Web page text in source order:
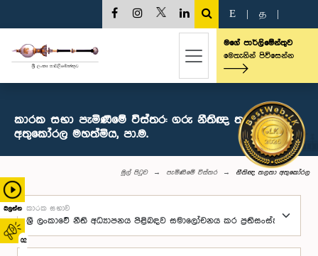
බලන්න
02
E த
මගේ පාර්ලිමේන්තුව
මෙතැනින් පිවිසෙන්න
කාරක සභා පැමිණීමේ විස්තර: ගරු නීතිඥ තලතා
අතුකෝරල මහත්මිය, පා.ම.
මුල් පිටුව පැමිණීමේ විස්තර නීතිඥ තලතා අතුකෝරල
කාරක සභාව